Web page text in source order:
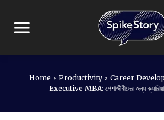
Home Productivity Career
Executive MBA: পেশাজীবীদের জন্য